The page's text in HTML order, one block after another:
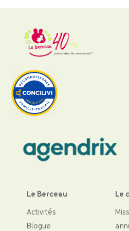
Le Berceau
Activités
Blogue
Le